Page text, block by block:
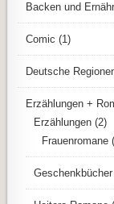
Backen und
Comic (1)
Deutsche
Erzählungen +
Erzählungen (2)
Frauenromane
Geschenkbücher